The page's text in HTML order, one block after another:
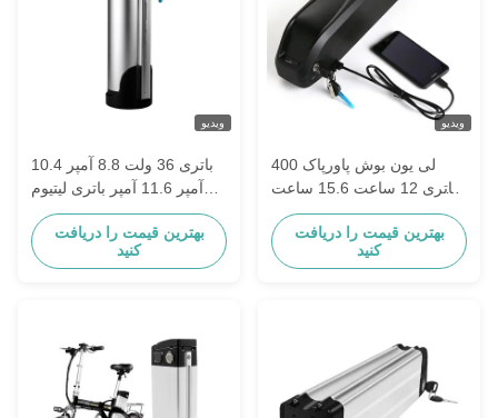
ویدیو
باتری 36 ولت 8.8 آمپر 10.4
آمپر 11.6 آمپر باتری لیتیوم
یون برای دوچرخه های
الکتریکی
بهترین قیمت را دریافت
کنید
ویدیو
لی یون بوش پاورپاک 400
باتری 12 ساعت 15.6 ساعت
36 ولت باتری برای دوچرخه
برقیبهترین قیمت را دریافت
کنید